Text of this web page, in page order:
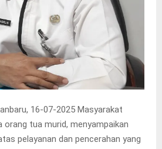
16-07-2025 Masyarakat
orang tua murid, menyampaikan
pelayanan dan pencerahan yang